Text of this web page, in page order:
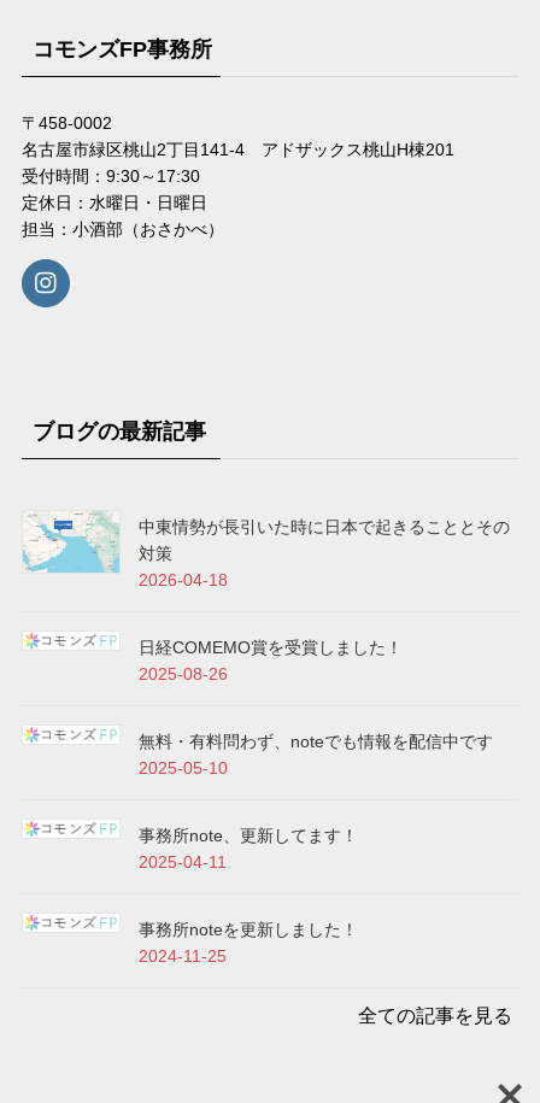
コモンズFP事務所
〒458-0002
名古屋市緑区桃山2丁目141-4 アドザックス桃山H棟201
受付時間：9:30～17:30
定休日：水曜日・日曜日
担当：小酒部（おさかべ）
ブログの最新記事
中東情勢が長引いた時に日本で起きることとその
対策
2026-04-18
日経COMEMO賞を受賞しました！
2025-08-26
無料・有料問わず、noteでも情報を配信中です
2025-05-10
事務所note、更新してます！
2025-04-11
事務所noteを更新しました！
2024-11-25
全ての記事を見る